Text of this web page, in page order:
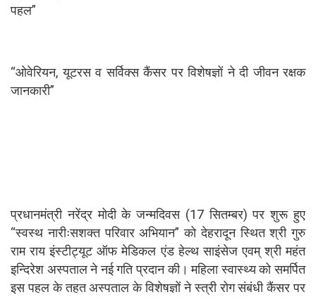
पहल”
“ओवेरियन, यूटरस व सर्विक्स कैंसर पर विशेषज्ञों ने दी जीवन रक्षक
जानकारी”
प्रधानमंत्री नरेंद्र मोदी के जन्मदिवस (17 सितम्बर) पर शुरू हुए
“स्वस्थ नारीःसशक्त परिवार अभियान” को देहरादून स्थित श्री गुरु
राम राय इंस्टीट्यूट ऑफ मेडिकल एंड हेल्थ साइंसेज एवम् श्री महंत
इन्दिरेश अस्पताल ने नई गति प्रदान की। महिला स्वास्थ्य को समर्पित
इस पहल के तहत अस्पताल के विशेषज्ञों ने स्त्री रोग संबंधी कैंसर पर